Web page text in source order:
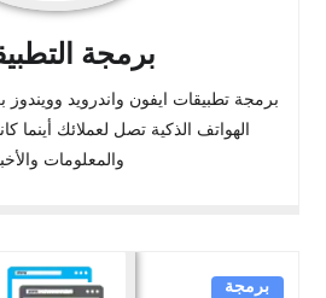
برمجة
برمجة تطبيقات ايفون واندرويد وويندوز
الهواتف الذكية تصل لعملائك أينما
والمعلومات
برمجة